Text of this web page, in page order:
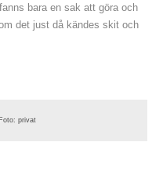
bara en sak att göra och
det just då kändes skit och
privat